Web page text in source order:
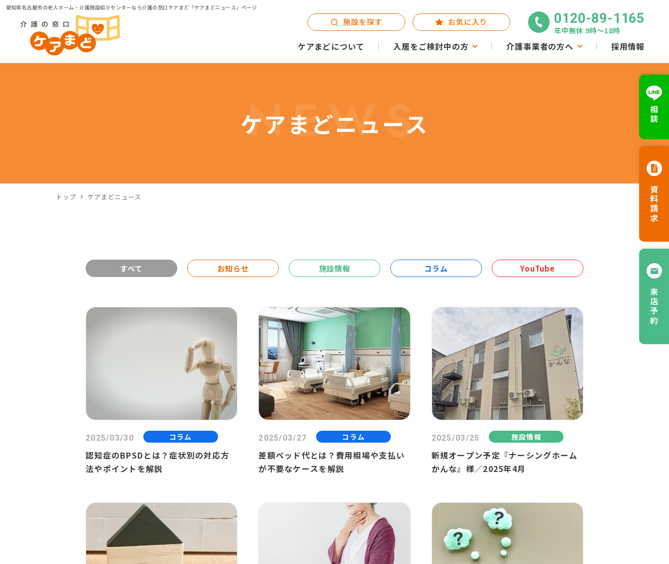
愛知県名古屋市の老人ホーム・介護施設紹介センターなら介護の窓口ケアまど「ケアまどニュース」ページ
ケアまどについて 入居をご検討中の方 介護事業者の方へ 採用情報
施設を探す お気に入り 0120-89-1165
年中無休 9時〜18時
相談
資料請求
来店予約
NEWS
ケアまどニュース
トップ ケアまどニュース
すべて お知らせ 施設情報 コラム YouTube
2025/03/30 コラム
認知症のBPSDとは？症状別の対応方
法やポイントを解説
2025/03/27 コラム
差額ベッド代とは？費用相場や支払い
が不要なケースを解説
2025/03/25 施設情報
新規オープン予定『ナーシングホーム
かんな』様／2025年4月